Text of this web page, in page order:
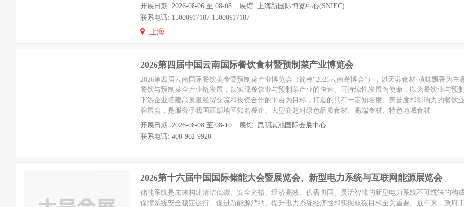
开展日期: 2026-08-06 至 08-08 展馆: 上海新国际博览中心(SNIEC)
联系电话: 15000917187 15000917187
上海
2026第四届中国云南国际餐饮食材暨预制菜产业博览会
2026第四届云南国际餐饮美食暨预制菜产业博览会（简称“2026云南餐博会”），以天养食材·滇味飘香为主
餐饮与预制菜全产业链发展，以实现餐饮业与预制菜产业的快速、可持续性发展为使命，以为餐饮业与预
下游企业搭建高质量经贸交流和投资合作的平台为目标，打造的具有一定知名度、美誉度和影响力的餐饮
牌展会，是服务于我国西部地区知名餐企、大型商超对绿色品质食材、高端食材、特色地域食材
开展日期: 2026-08-08 至 08-10 展馆: 昆明滇池国际会展中心
联系电话: 400-902-9920
2026第十六届中国国际储能大会暨展览会、新型电力系统与互联网能源展览会
储能系统是未来构建清洁低碳、安全充裕、经济高效、供需协同、灵活智能的新型电力系统不可或缺的构
保障系统安全稳定运行、促进新能源消纳、提升电力系统经济性和实现双碳目标至关重要。近年来，政府